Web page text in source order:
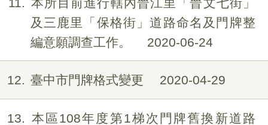
及三鹿里「保格街」道路命名及門牌整
編意願調查工作。
2020-06-24
12 臺中市門牌格式變更 2020-04-29
13
本區108年度第1梯次門牌舊換新道路